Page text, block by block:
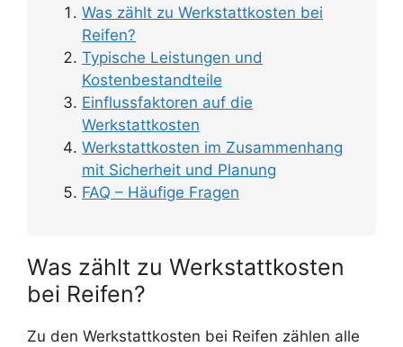
Was zählt zu Werkstattkosten bei
Reifen?
Typische Leistungen und
Kostenbestandteile
Einflussfaktoren auf die
Werkstattkosten
Werkstattkosten im Zusammenhang
mit Sicherheit und Planung
FAQ – Häufige Fragen
Was zählt zu Werkstattkosten
bei Reifen?
Zu den Werkstattkosten bei Reifen zählen alle